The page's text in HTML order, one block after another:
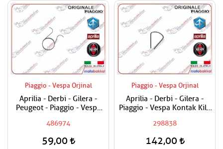
Piaggio - Vespa Orjinal
Aprilia - Derbi - Gilera -
Peugeot - Piaggio - Vespa
486974
59,00
Piaggio - Vespa Orjinal
Aprilia - Derbi - Gilera -
Piaggio - Vespa Kontak Kilit
298838
142,00